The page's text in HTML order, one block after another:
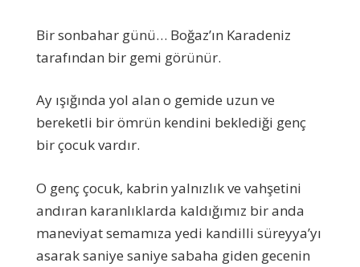
Bir sonbahar günü… Boğaz’ın Karadeniz
tarafından bir gemi görünür.
Ay ışığında yol alan o gemide uzun ve
bereketli bir ömrün kendini beklediği genç
bir çocuk vardır.
O genç çocuk, kabrin yalnızlık ve vahşetini
andıran karanlıklarda kaldığımız bir anda
maneviyat semamıza yedi kandilli süreyya’yı
asarak saniye saniye sabaha giden gecenin